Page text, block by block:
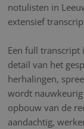
notulisten in
extensief
Een full transcript
detail van het
herhalingen,
wordt
opbouw van de
aandachtig,